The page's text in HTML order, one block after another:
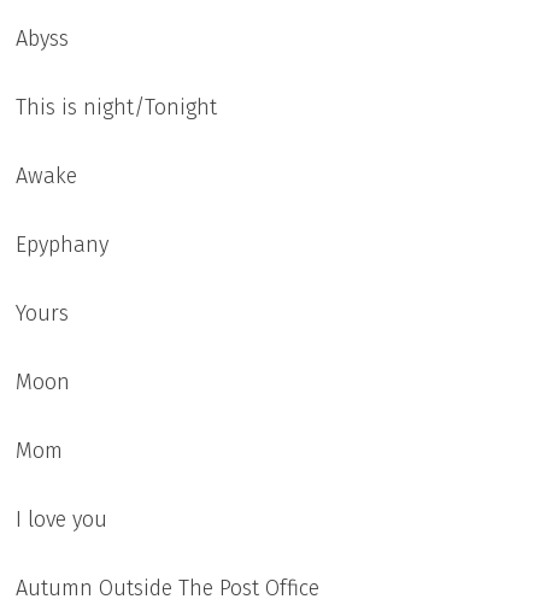
Abyss
This is night/Tonight
Awake
Epyphany
Yours
Moon
Mom
I love you
Autumn Outside The Post Office